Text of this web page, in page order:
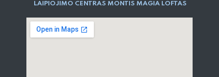
LAIPIOJIMO CENTRAS MONTIS MAGIA LOFTAS